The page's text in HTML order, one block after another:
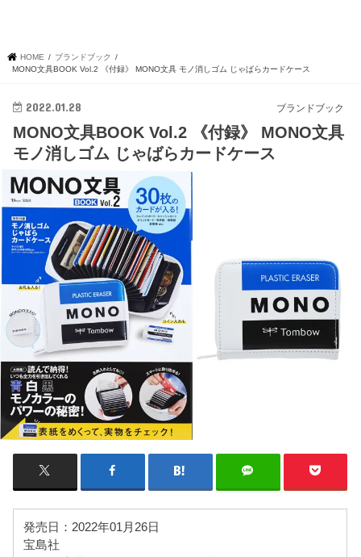
HOME
ブランドブック
MONO文具BOOK Vol.2 《付録》 MONO文具 モノ消しゴム じゃばらカードケース
ブランドブック
2022.01.28
MONO文具BOOK Vol.2 《付録》 MONO文具
モノ消しゴム じゃばらカードケース
発売日：2022年01月26日
宝島社